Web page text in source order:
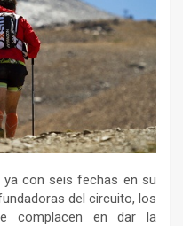
ya con seis fechas en su
del circuito, los
complacen en dar la